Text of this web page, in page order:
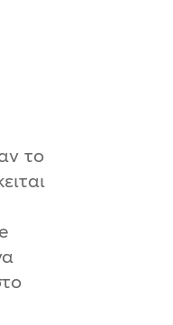
το